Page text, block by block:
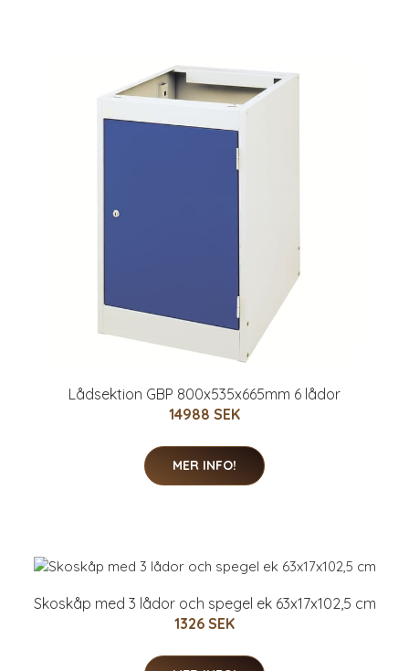
Lådsektion GBP 800x535x665mm 6 lådor
14988 SEK
MER INFO!
Skoskåp med 3 lådor och spegel ek 63x17x102,5 cm
1326 SEK